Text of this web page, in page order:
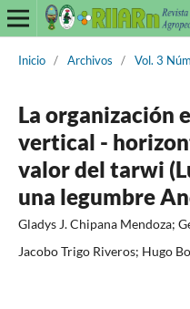
Inicio / Archivos / Vol. 3
La organización
vertical -
valor del tarwi
una legumbre
Gladys J. Chipana Mendoza;
Jacobo Trigo Riveros; Hugo